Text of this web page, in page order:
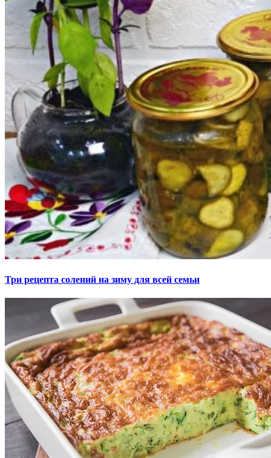
Три рецепта солений на зиму для всей семьи